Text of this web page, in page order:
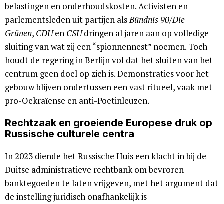
belastingen en onderhoudskosten. Activisten en
parlementsleden uit partijen alsBündnis 90/Die
Grünen, CDUen CSUdringen al jaren aan op volledige
sluiting van wat zij een “spionnennest” noemen. Toch
houdt de regering in Berlijn vol dat het sluiten van het
centrum geen doel op zich is. Demonstraties voor het
gebouw blijven ondertussen een vast ritueel, vaak met
pro-Oekraïense en anti-Poetinleuzen.
Rechtzaak en groeiende Europese druk op
Russische culturele centra
In 2023 diende het Russische Huis een klacht in bij de
Duitse administratieve rechtbank om bevroren
banktegoeden te laten vrijgeven, met het argument dat
de instelling juridisch onafhankelijk is